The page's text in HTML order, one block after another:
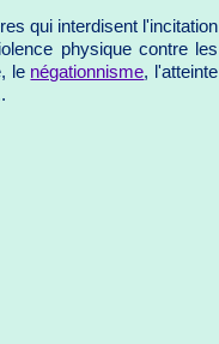
qui interdisent l'incitation
physique contre les
le négationnisme, l'atteinte